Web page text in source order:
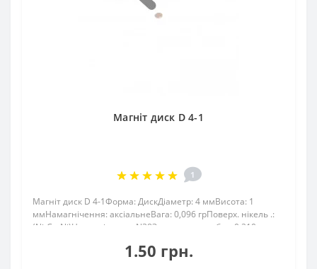
Магніт диск D 4-1
1
Магніт диск D 4-1Форма: ДискДіаметр: 4 ммВисота: 1
ммНамагнічення: аксіальнеВага: 0,096 грПоверх. нікель .:
(Ni-Cu-Ni)Намагнічення: N38Зчеплення прибл .: 0.210
розмірами 4х1 мм – це потужни..
1.50 грн.